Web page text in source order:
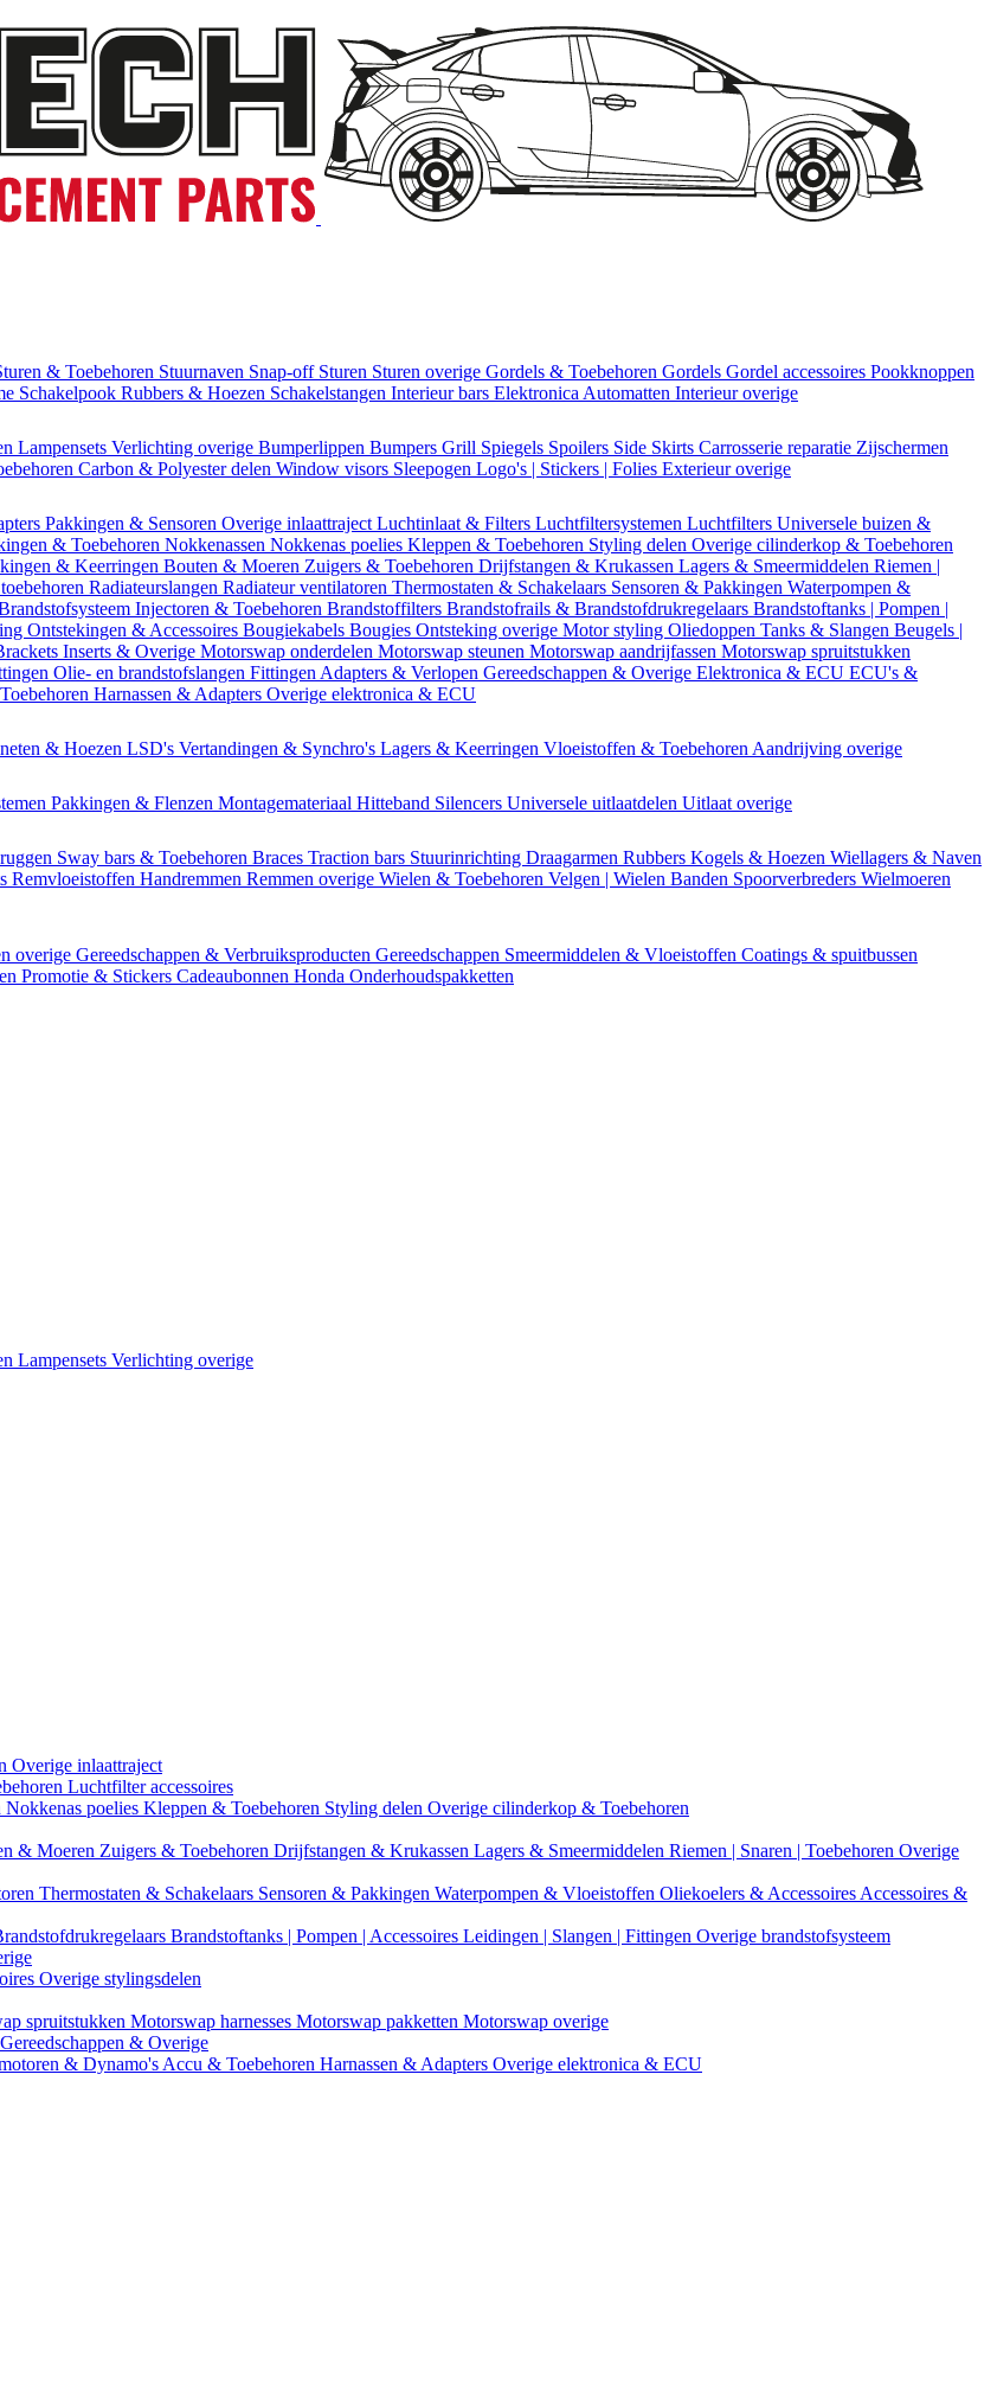
& Toebehoren Stuurnaven Snap-off Sturen Sturen overige Gordels & Toebehoren Gordels Gordel accessoires Pookknoppen
Schakelpook Rubbers & Hoezen Schakelstangen Interieur bars Elektronica Automatten Interieur overige
Lampensets Verlichting overige Bumperlippen Bumpers Grill Spiegels Spoilers Side Skirts Carrosserie reparatie Zijschermen
Carbon & Polyester delen Window visors Sleepogen Logo's | Stickers | Folies Exterieur overige
Pakkingen & Sensoren Overige inlaattraject Luchtinlaat & Filters Luchtfiltersystemen Luchtfilters Universele buizen &
& Toebehoren Nokkenassen Nokkenas poelies Kleppen & Toebehoren Styling delen Overige cilinderkop & Toebehoren
& Keerringen Bouten & Moeren Zuigers & Toebehoren Drijfstangen & Krukassen Lagers & Smeermiddelen Riemen |
Radiateurslangen Radiateur ventilatoren Thermostaten & Schakelaars Sensoren & Pakkingen Waterpompen &
Injectoren & Toebehoren Brandstoffilters Brandstofrails & Brandstofdrukregelaars Brandstoftanks | Pompen |
Ontstekingen & Accessoires Bougiekabels Bougies Ontsteking overige Motor styling Oliedoppen Tanks & Slangen Beugels |
Inserts & Overige Motorswap onderdelen Motorswap steunen Motorswap aandrijfassen Motorswap spruitstukken
Olie- en brandstofslangen Fittingen Adapters & Verlopen Gereedschappen & Overige Elektronica & ECU ECU's &
Harnassen & Adapters Overige elektronica & ECU
& Hoezen LSD's Vertandingen & Synchro's Lagers & Keerringen Vloeistoffen & Toebehoren Aandrijving overige
Pakkingen & Flenzen Montagemateriaal Hitteband Silencers Universele uitlaatdelen Uitlaat overige
Sway bars & Toebehoren Braces Traction bars Stuurinrichting Draagarmen Rubbers Kogels & Hoezen Wiellagers & Naven
Remvloeistoffen Handremmen Remmen overige Wielen & Toebehoren Velgen | Wielen Banden Spoorverbreders Wielmoeren
overige Gereedschappen & Verbruiksproducten Gereedschappen Smeermiddelen & Vloeistoffen Coatings & spuitbussen
Promotie & Stickers Cadeaubonnen Honda Onderhoudspakketten
Lampensets Verlichting overige
Overige inlaattraject
Luchtfilter accessoires
Nokkenas poelies Kleppen & Toebehoren Styling delen Overige cilinderkop & Toebehoren
& Moeren Zuigers & Toebehoren Drijfstangen & Krukassen Lagers & Smeermiddelen Riemen | Snaren | Toebehoren Overige
Thermostaten & Schakelaars Sensoren & Pakkingen Waterpompen & Vloeistoffen Oliekoelers & Accessoires Accessoires &
Brandstoftanks | Pompen | Accessoires Leidingen | Slangen | Fittingen Overige brandstofsysteem
Overige stylingsdelen
spruitstukken Motorswap harnesses Motorswap pakketten Motorswap overige
Gereedschappen & Overige
& Dynamo's Accu & Toebehoren Harnassen & Adapters Overige elektronica & ECU